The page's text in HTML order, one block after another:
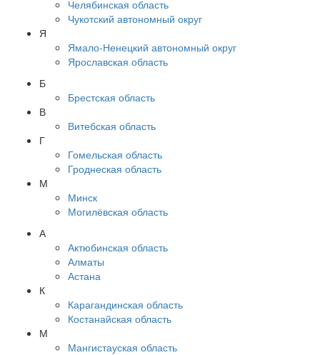
Челябинская область
Чукотский автономный округ
Я
Ямало-Ненецкий автономный округ
Ярославская область
Б
Брестская область
В
Витебская область
Г
Гомельская область
Гроднеская область
М
Минск
Могилёвская область
А
Актюбинская область
Алматы
Астана
К
Карагандинская область
Костанайская область
М
Мангистауская область